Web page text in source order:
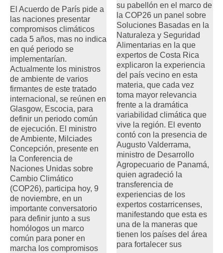
El Acuerdo de París pide a
las naciones presentar
compromisos climáticos
cada 5 años, mas no indica
en qué periodo se
implementarían.
Actualmente los ministros
de ambiente de varios
firmantes de este tratado
internacional, se reúnen en
Glasgow, Escocia, para
definir un periodo común
de ejecución. El ministro
de Ambiente, Milciades
Concepción, presente en
la Conferencia de
Naciones Unidas sobre
Cambio Climático
(COP26), participa hoy, 9
de noviembre, en un
importante conversatorio
para definir junto a sus
homólogos un marco
común para poner en
marcha los compromisos
su pabellón en el marco de
la COP26 un panel sobre
Soluciones Basadas en la
Naturaleza y Seguridad
Alimentarias en la que
expertos de Costa Rica
explicaron la experiencia
del país vecino en esta
materia, que cada vez
toma mayor relevancia
frente a la dramática
variabilidad climática que
vive la región. El evento
contó con la presencia de
Augusto Valderrama,
ministro de Desarrollo
Agropecuario de Panamá,
quien agradeció la
transferencia de
experiencias de los
expertos costarricenses,
manifestando que esta es
una de la maneras que
tienen los países del área
para fortalecer sus